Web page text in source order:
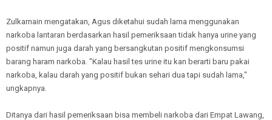
Zulkarnain mengatakan, Agus diketahui sudah lama menggunakan
narkoba lantaran berdasarkan hasil pemeriksaan tidak hanya urine yang
positif namun juga darah yang bersangkutan positif mengkonsumsi
barang haram narkoba. "Kalau hasil tes urine itu kan berarti baru pakai
narkoba, kalau darah yang positif bukan sehari dua tapi sudah lama,"
ungkapnya.
Ditanya dari hasil pemeriksaan bisa membeli narkoba dari Empat Lawang,